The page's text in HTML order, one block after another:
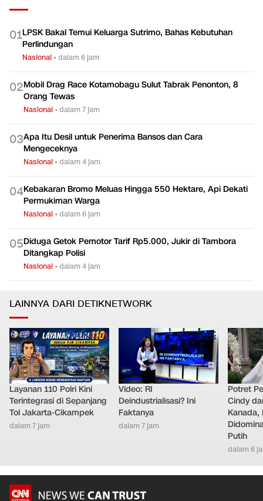
01LPSK Bakal Temui Keluarga Sutrimo, Bahas Kebutuhan
Perlindungan
Nasional •dalam 6 jam
02Mobil Drag Race Kotamobagu Sulut Tabrak Penonton, 8
Orang Tewas
Nasional •dalam 7 jam
03Apa Itu Desil untuk Penerima Bansos dan Cara
Mengeceknya
Nasional •dalam 4 jam
04Kebakaran Bromo Meluas Hingga 550 Hektare, Api Dekati
Permukiman Warga
Nasional •dalam 6 jam
05Diduga Getok Pemotor Tarif Rp5.000, Jukir di Tambora
Ditangkap Polisi
Nasional •dalam 4 jam
LAINNYA DARI DETIKNETWORK
Layanan 110 Polri Kini
Terintegrasi di Sepanjang
Tol Jakarta-Cikampek
dalam 7 jam
Video: RI
Deindustrialisasi? Ini
Faktanya
dalam 7 jam
Potret
Cindy
Kanada,
Putih
dalam 6